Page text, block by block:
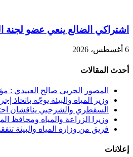
اشتراكي الضالع ينعي عضو لجنة
6 أغسطس، 2026
أحدث المقالات
المصور الحربي صالح العبيدي :
وزير المياه والبيئة يوجّه باتخاذ
السقطري والشرجبي يناقشان
وزيرا الزراعة والمياه ومحافظ
فريق من وزارة المياه والبيئة
إعلانات